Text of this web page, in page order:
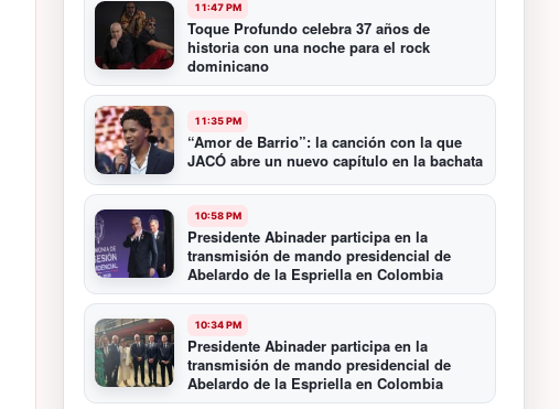
11:47 PM
Toque Profundo celebra 37 años de
historia con una noche para el rock
dominicano
11:35 PM
“Amor de Barrio”: la canción con la que
JACÓ abre un nuevo capítulo en la bachata
10:58 PM
Presidente Abinader participa en la
transmisión de mando presidencial de
Abelardo de la Espriella en Colombia
10:34 PM
Presidente Abinader participa en la
transmisión de mando presidencial de
Abelardo de la Espriella en Colombia